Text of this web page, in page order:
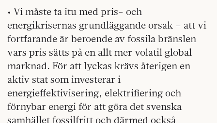
• Vi måste ta itu med pris- och
energikrisernas grundläggande orsak – att vi
fortfarande är beroende av fossila bränslen
vars pris sätts på en allt mer volatil global
marknad. För att lyckas krävs återigen en
aktiv stat som investerar i
energieffektivisering, elektrifiering och
förnybar energi för att göra det svenska
samhället fossilfritt och därmed också